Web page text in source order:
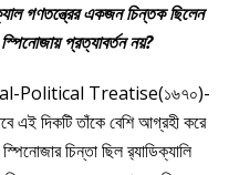
গণতন্ত্রের একজন চিন্তক ছিলেন
স্পিনোজায় প্রত্যাবর্তন নয়?
Political Treatise(১৬৭০)-
এই দিকটি তাঁকে বেশি আগ্রহী করে
চিন্তা ছিল র‍্যাডিক্যালি